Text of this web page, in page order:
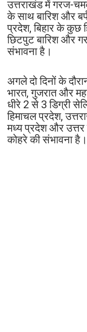
उत्तराखंड में गरज-
के साथ बारिश और
प्रदेश, बिहार के कुछ
छिटपुट बारिश और
संभावना है।
अगले दो दिनों के
भारत, गुजरात और
धीरे 2 से 3 डिग्री
हिमाचल प्रदेश,
मध्य प्रदेश और
कोहरे